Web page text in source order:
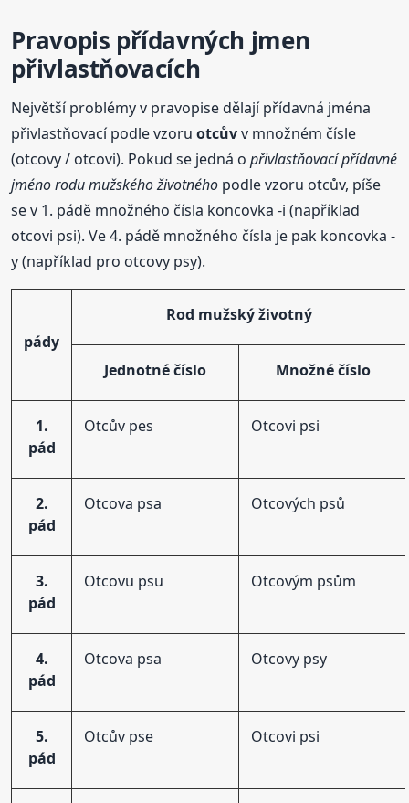
Pravopis přídavných jmen
přivlastňovacích
Největší problémy v pravopise dělají přídavná jména
přivlastňovací podle vzoruotcůvv množném čísle
(otcovy / otcovi). Pokud se jedná opřivlastňovací přídavné
jméno rodu mužského životného podle vzoru otcův, píše
se v 1. pádě množného čísla koncovka -i (například
otcovi psi). Ve 4. pádě množného čísla je pak koncovka -
y (například pro otcovy psy).
pády
Rod mužský životný
Jednotné číslo Množné číslo
1.
pád
Otcův pes Otcovi psi
2.
pád
Otcova psa Otcových psů
3.
pád
Otcovu psu Otcovým psům
4.
pád
Otcova psa Otcovy psy
5.
pád
Otcův pse Otcovi psi